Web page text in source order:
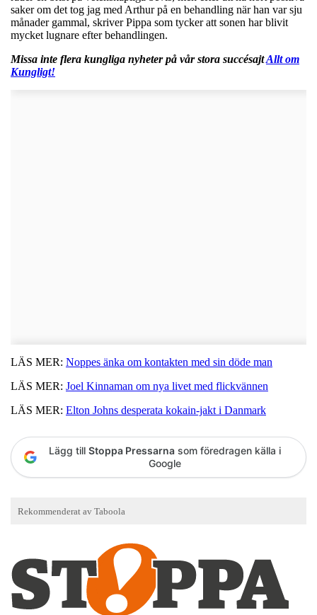
saker om det tog jag med Arthur på en behandling när han var sju
månader gammal, skriver Pippa som tycker att sonen har blivit
mycket lugnare efter behandlingen.
Missa inte flera kungliga nyheter på vår stora succésajtAllt om
Kungligt!
LÄS MER: Noppes änka om kontakten med sin döde man
LÄS MER: Joel Kinnaman om nya livet med flickvännen
LÄS MER: Elton Johns desperata kokain-jakt i Danmark
Lägg till Stoppa Pressarna som föredragen källa i
Google